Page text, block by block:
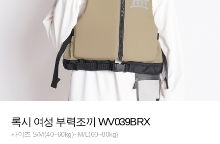
록시 여성 부력조끼 WV039BRX
사이즈 S/M(40~60kg)~M/L(60~80kg)